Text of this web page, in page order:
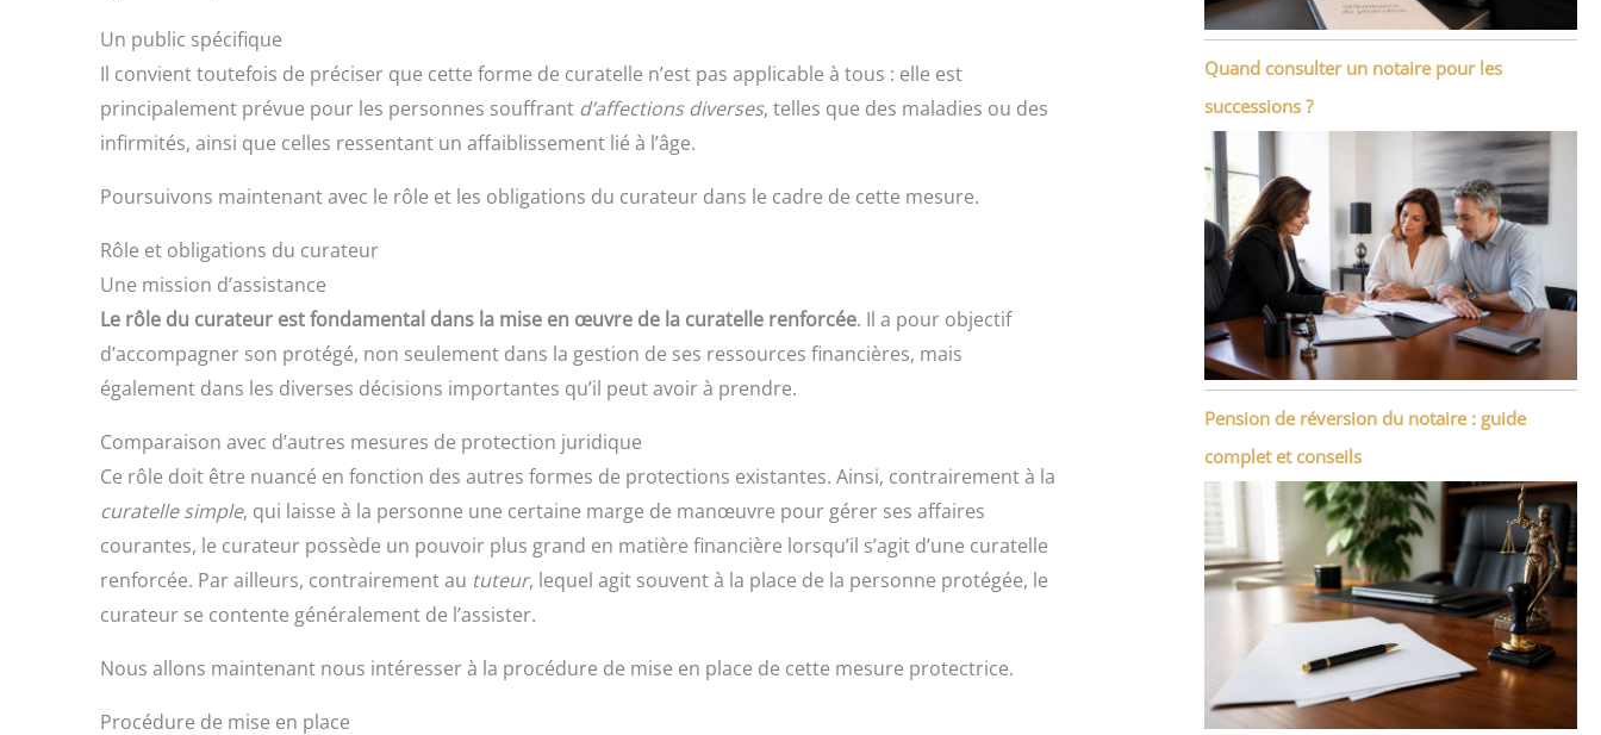
Un public spécifique
Il convient toutefois de préciser que cette forme de curatelle n’est pas applicable à tous : elle est
principalement prévue pour les personnes souffrant d’affections diverses, telles que des maladies ou des
infirmités, ainsi que celles ressentant un affaiblissement lié à l’âge.
Poursuivons maintenant avec le rôle et les obligations du curateur dans le cadre de cette mesure.
Rôle et obligations du curateur
Une mission d’assistance
Le rôle du curateur est fondamental dans la mise en œuvre de la curatelle renforcée. Il a pour objectif
d’accompagner son protégé, non seulement dans la gestion de ses ressources financières, mais
également dans les diverses décisions importantes qu’il peut avoir à prendre.
Comparaison avec d’autres mesures de protection juridique
Ce rôle doit être nuancé en fonction des autres formes de protections existantes. Ainsi, contrairement à la
curatelle simple, qui laisse à la personne une certaine marge de manœuvre pour gérer ses affaires
courantes, le curateur possède un pouvoir plus grand en matière financière lorsqu’il s’agit d’une curatelle
renforcée. Par ailleurs, contrairement au tuteur, lequel agit souvent à la place de la personne protégée, le
curateur se contente généralement de l’assister.
Nous allons maintenant nous intéresser à la procédure de mise en place de cette mesure protectrice.
Procédure de mise en place
Quand consulter un notaire pour les
successions ?
Pension de réversion du notaire : guide
complet et conseils